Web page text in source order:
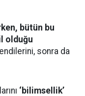
bütün bu
olduğu
sonra da
‘bilimsellik’